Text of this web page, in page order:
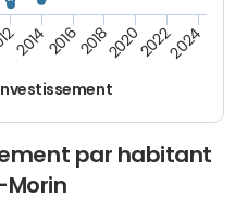
201420162018202020222024
par habitant